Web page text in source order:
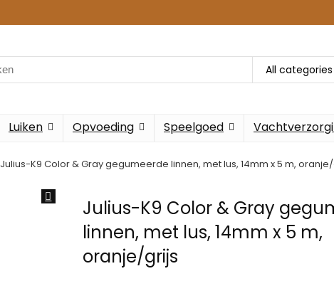
All categories
Luiken Opvoeding Speelgoed
Julius-K9 Color & Gray gegumeerde linnen, met lus, 14mm x 5 m,
Julius-K9 Color & Gray
linnen, met lus, 14mm x 5 m,
oranje/grijs